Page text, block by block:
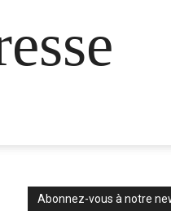
Abonnez-vous à notre